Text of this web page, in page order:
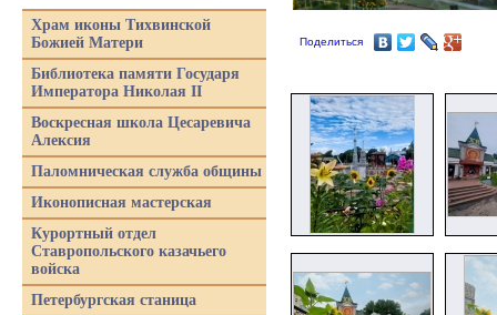
Поделиться
Храм иконы Тихвинской
Божией Матери
Библиотека памяти Государя
Императора Николая II
Воскресная школа Цесаревича
Алексия
Паломническая служба общины
Иконописная мастерская
Курортный отдел
Ставропольского казачьего
войска
Петербургская станица